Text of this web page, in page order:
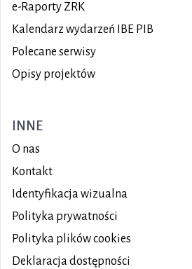
e-Raporty ZRK
Kalendarz wydarzeń IBE PIB
Polecane serwisy
Opisy projektów
INNE
O nas
Kontakt
Identyfikacja wizualna
Polityka prywatności
Polityka plikówcookies
Deklaracja dostępności